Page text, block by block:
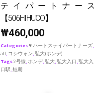
テイパートナース
【506HIHUCO】
₩460,000
Categories♥ ハートステイパートナーズ,
all, コシウォン,弘大(ホンデ)
Tags2号線,ホンデ,弘大,弘大入口,弘大入
口駅,短期